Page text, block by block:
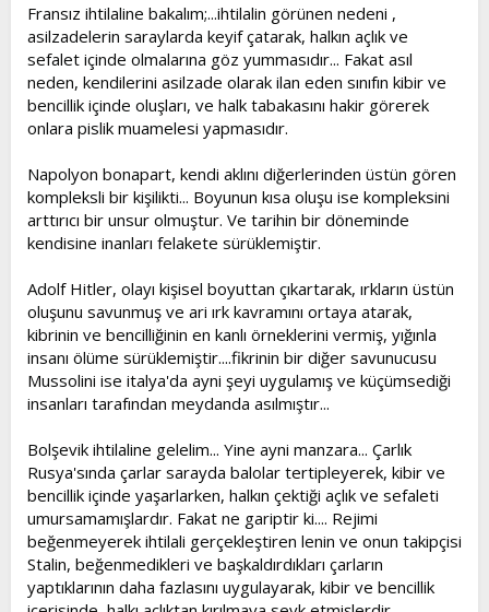
Fransız ihtilaline bakalım;...ihtilalin görünen nedeni ,
asilzadelerin saraylarda keyif çatarak, halkın açlık ve
sefalet içinde olmalarına göz yummasıdır... Fakat asıl
neden, kendilerini asilzade olarak ilan eden sınıfın kibir ve
bencillik içinde oluşları, ve halk tabakasını hakir görerek
onlara pislik muamelesi yapmasıdır.
Napolyon bonapart, kendi aklını diğerlerinden üstün gören
kompleksli bir kişilikti... Boyunun kısa oluşu ise kompleksini
arttırıcı bir unsur olmuştur. Ve tarihin bir döneminde
kendisine inanları felakete sürüklemiştir.
Adolf Hitler, olayı kişisel boyuttan çıkartarak, ırkların üstün
oluşunu savunmuş ve ari ırk kavramını ortaya atarak,
kibrinin ve bencilliğinin en kanlı örneklerini vermiş, yığınla
insanı ölüme sürüklemiştir....fikrinin bir diğer savunucusu
Mussolini ise italya'da ayni şeyi uygulamış ve küçümsediği
insanları tarafından meydanda asılmıştır...
Bolşevik ihtilaline gelelim... Yine ayni manzara... Çarlık
Rusya'sında çarlar sarayda balolar tertipleyerek, kibir ve
bencillik içinde yaşarlarken, halkın çektiği açlık ve sefaleti
umursamamışlardır. Fakat ne gariptir ki.... Rejimi
beğenmeyerek ihtilali gerçekleştiren lenin ve onun takipçisi
Stalin, beğenmedikleri ve başkaldırdıkları çarların
yaptıklarının daha fazlasını uygulayarak, kibir ve bencillik